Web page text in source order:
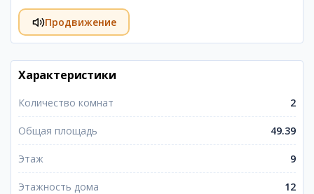
Продвижение
Характеристики
Количество комнат 2
Общая площадь 49.39
Этаж 9
Этажность дома 12